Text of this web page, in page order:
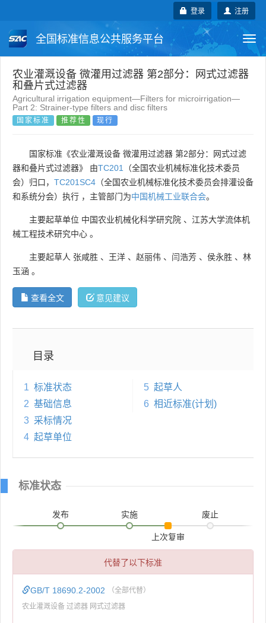
注册
登录
全国标准信息公共服务平台
国家标准 行业标准 地方标准
团体标准 企业标准 国际标准
农业灌溉设备 微灌用过滤器 第2部分：网式过滤器
和叠片式过滤器
Agricultural irrigation equipment—Filters for microirrigation—
Part 2: Strainer-type filters and disc filters
国家标准 推荐性 现行
国家标准《农业灌溉设备 微灌用过滤器 第2部分：网式过滤
器和叠片式过滤器》 由TC201
（全国农业机械标准化技术委员
会）归口， TC201SC4 （全国农业机械标准化技术委员会排灌设备
和系统分会）执行 ，主管部门为中国机械工业联合会。
主要起草单位 中国农业机械化科学研究院 、 江苏大学流体机
械工程技术研究中心 。
主要起草人 张咸胜 、 王洋 、 赵丽伟 、 闫浩芳 、 侯永胜 、 林
玉涵 。
查看全文 意见建议
目录
1 标准状态
2 基础信息
3 采标情况
4 起草单位
5 起草人
6 相近标准(计划)
标准状态
发布 实施
上次复审
废止
代替了以下标准
GB/T 18690.2-2002 （全部代替）
农业灌溉设备 过滤器 网式过滤器